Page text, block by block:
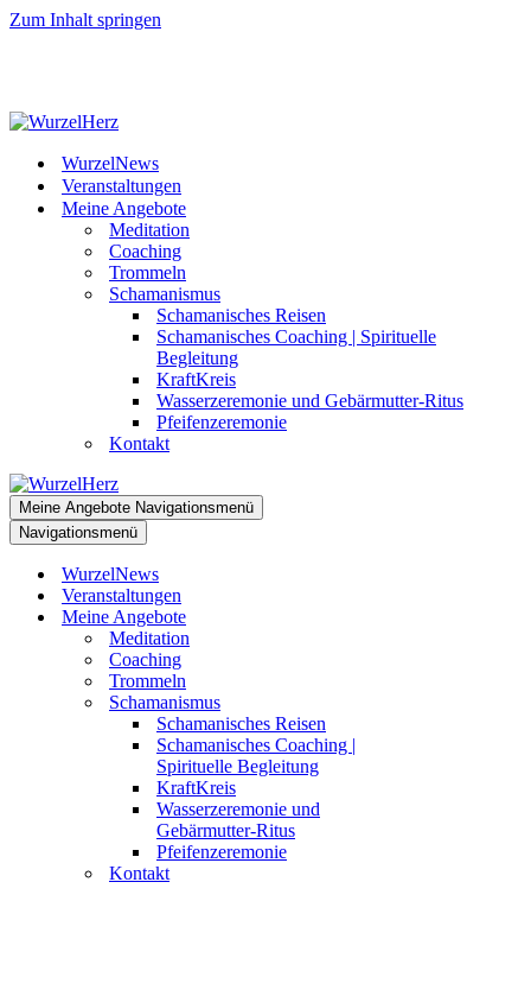
Zum Inhalt springen
WurzelNews
Veranstaltungen
Meine Angebote
Meditation
Coaching
Trommeln
Schamanismus
Schamanisches Reisen
Schamanisches Coaching | Spirituelle
Begleitung
KraftKreis
Wasserzeremonie und Gebärmutter-Ritus
Pfeifenzeremonie
Kontakt
Meine Angebote Navigationsmenü
Navigationsmenü
WurzelNews
Veranstaltungen
Meine Angebote
Meditation
Coaching
Trommeln
Schamanismus
Schamanisches Reisen
Schamanisches Coaching |
Spirituelle Begleitung
KraftKreis
Wasserzeremonie und
Gebärmutter-Ritus
Pfeifenzeremonie
Kontakt